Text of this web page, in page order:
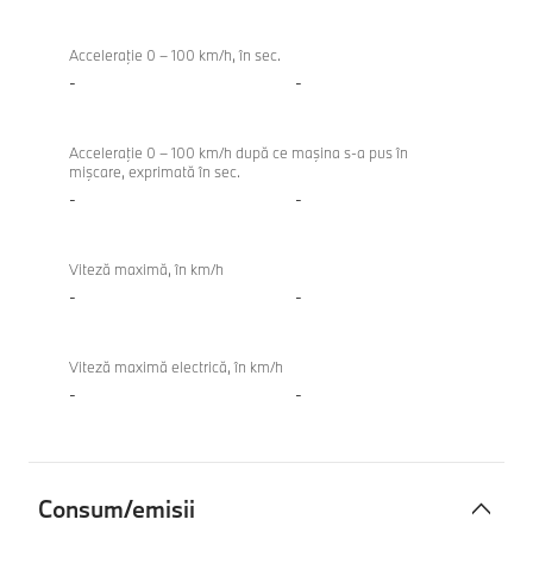
Acceleraţie 0 – 100 km/h, în sec.
- -
Acceleraţie 0 – 100 km/h după ce maşina s-a pus în
mişcare, exprimată în sec.
- -
Viteză maximă, în km/h
- -
Viteză maximă electrică, în km/h
- -
Consum/emisii